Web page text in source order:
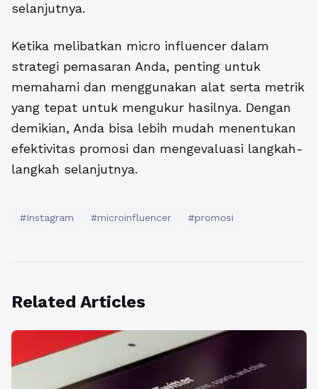
selanjutnya.
Ketika melibatkan micro influencer dalam
strategi pemasaran Anda, penting untuk
memahami dan menggunakan alat serta metrik
yang tepat untuk mengukur hasilnya. Dengan
demikian, Anda bisa lebih mudah menentukan
efektivitas promosi dan mengevaluasi langkah-
langkah selanjutnya.
#Instagram #microinfluencer #promosi
Related Articles